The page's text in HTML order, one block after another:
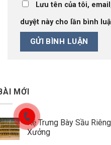
Lưu tên của tôi,
duyệt này cho lần bình
MỚI
Kệ Trưng Bày Sầu
Xưởng